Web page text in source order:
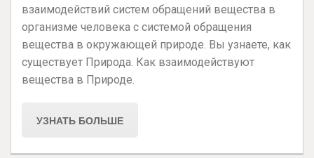
взаимодействий систем обращений вещества в
организме человека с системой обращения
вещества в окружающей природе. Вы узнаете, как
существует Природа. Как взаимодействуют
вещества в Природе.
УЗНАТЬ БОЛЬШЕ